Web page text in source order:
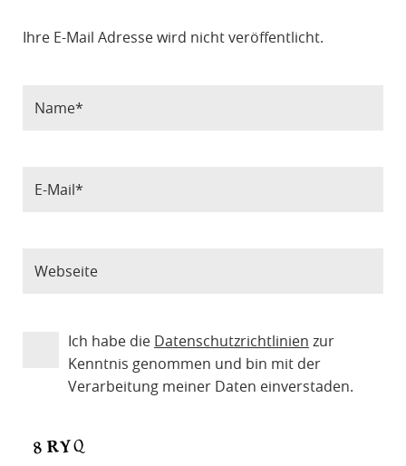
Ihre E-Mail Adresse wird nicht veröffentlicht.
Ich habe die Datenschutzrichtlinien zur
Kenntnis genommen und bin mit der
Verarbeitung meiner Daten einverstaden.